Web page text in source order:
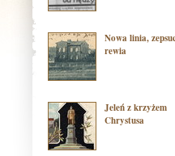
Nowa linia, zepsucie i
rewia
Jeleń z krzyżem
Chrystusa